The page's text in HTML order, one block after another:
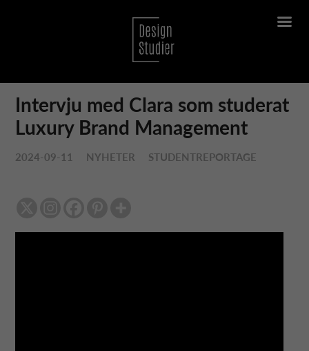
Intervju med Clara som studerat
Luxury Brand Management
2024-09-11 NYHETER STUDENTREPORTAGE